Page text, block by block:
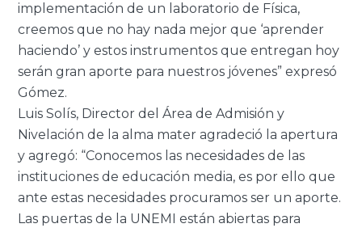
implementación de un laboratorio de Física,
creemos que no hay nada mejor que ‘aprender
haciendo’ y estos instrumentos que entregan hoy
serán gran aporte para nuestros jóvenes” expresó
Gómez.
Luis Solís, Director del Área de Admisión y
Nivelación de la alma mater agradeció la apertura
y agregó: “Conocemos las necesidades de las
instituciones de educación media, es por ello que
ante estas necesidades procuramos ser un aporte.
Las puertas de la UNEMI están abiertas para